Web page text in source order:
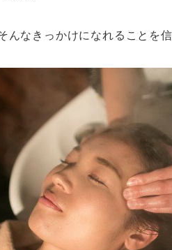
んなきっかけになれることを